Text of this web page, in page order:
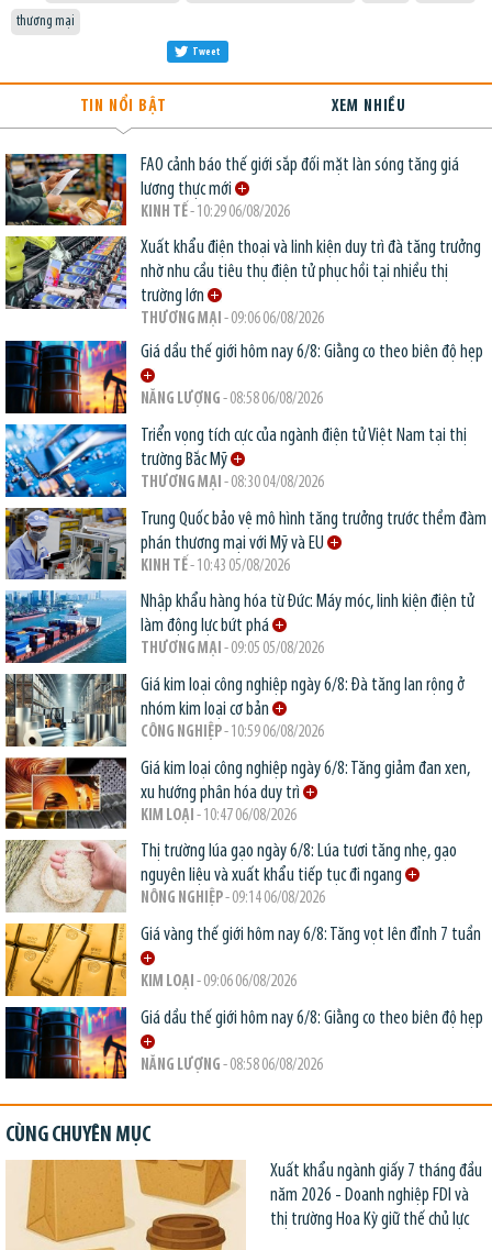
thương mại
Tweet
TIN NỔI BẬT XEM NHIỀU
FAO cảnh báo thế giới sắp đối mặt làn sóng tăng giá
lương thực mới
KINH TẾ- 10:29 06/08/2026
Xuất khẩu điện thoại và linh kiện duy trì đà tăng trưởng
nhờ nhu cầu tiêu thụ điện tử phục hồi tại nhiều thị
trường lớn
THƯƠNG MẠI - 09:06 06/08/2026
Giá dầu thế giới hôm nay 6/8: Giằng co theo biên độ hẹp
NĂNG LƯỢNG - 08:58 06/08/2026
Triển vọng tích cực của ngành điện tử Việt Nam tại thị
trường Bắc Mỹ
THƯƠNG MẠI - 08:30 04/08/2026
Trung Quốc bảo vệ mô hình tăng trưởng trước thềm đàm
phán thương mại với Mỹ và EU
KINH TẾ- 10:43 05/08/2026
Nhập khẩu hàng hóa từ Đức: Máy móc, linh kiện điện tử
làm động lực bứt phá
THƯƠNG MẠI - 09:05 05/08/2026
Giá kim loại công nghiệp ngày 6/8: Đà tăng lan rộng ở
nhóm kim loại cơ bản
CÔNG NGHIỆP- 10:59 06/08/2026
Giá kim loại công nghiệp ngày 6/8: Tăng giảm đan xen,
xu hướng phân hóa duy trì
KIM LOẠI - 10:47 06/08/2026
Thị trường lúa gạo ngày 6/8: Lúa tươi tăng nhẹ, gạo
nguyên liệu và xuất khẩu tiếp tục đi ngang
NÔNG NGHIỆP- 09:14 06/08/2026
Giá vàng thế giới hôm nay 6/8: Tăng vọt lên đỉnh 7 tuần
KIM LOẠI - 09:06 06/08/2026
Giá dầu thế giới hôm nay 6/8: Giằng co theo biên độ hẹp
NĂNG LƯỢNG - 08:58 06/08/2026
CÙNG CHUYÊN MỤC
Xuất khẩu ngành giấy 7 tháng đầu
năm 2026 - Doanh nghiệp FDI và
thị trường Hoa Kỳ giữ thế chủ lực